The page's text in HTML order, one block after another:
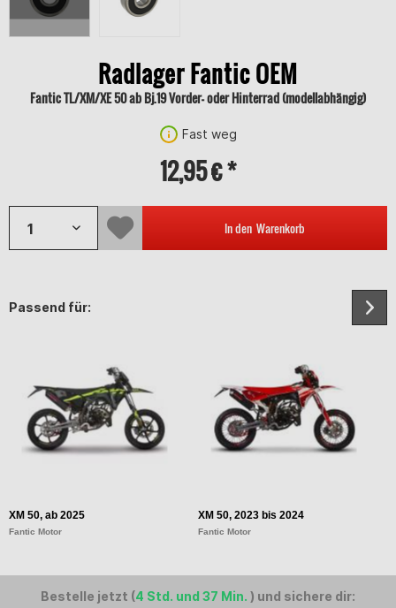
Radlager Fantic OEM
Fantic TL/XM/XE 50 ab Bj.19 Vorder- oder Hinterrad (modellabhängig)
Fast weg
12,95 € *
In den Warenkorb
Passend für:
XM 50, ab 2025
Fantic Motor
XM 50, 2023 bis 2024
Fantic Motor
Bestelle jetzt (4 Std. und 37 Min. ) und sichere dir: